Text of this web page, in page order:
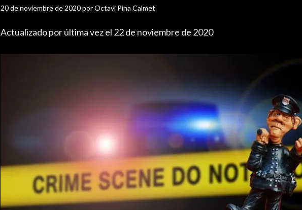
20 de noviembre de 2020porOctavi Pina Calmet
Actualizado por última vez el 22 de noviembre de 2020